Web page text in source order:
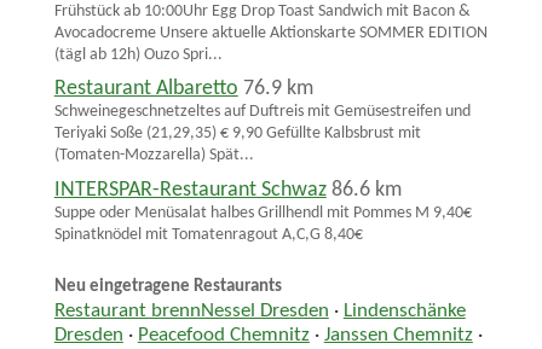
Frühstück ab 10:00Uhr Egg Drop Toast Sandwich mit Bacon &
Avocadocreme Unsere aktuelle Aktionskarte SOMMER EDITION
(tägl ab 12h) Ouzo Spri...
Restaurant Albaretto 76.9 km
Schweinegeschnetzeltes auf Duftreis mit Gemüsestreifen und
Teriyaki Soße (21,29,35) € 9,90 Gefüllte Kalbsbrust mit
(Tomaten-Mozzarella) Spät...
INTERSPAR-Restaurant Schwaz 86.6 km
Suppe oder Menüsalat halbes Grillhendl mit Pommes M 9,40€
Spinatknödel mit Tomatenragout A,C,G 8,40€
Neu eingetragene Restaurants
Restaurant brennNessel Dresden · Lindenschänke
Dresden · Peacefood Chemnitz· Janssen Chemnitz·